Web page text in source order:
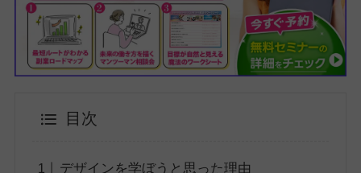
目次
デザインを学ぼうと思った理由